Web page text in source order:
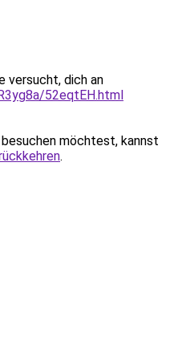
versucht, dich an
52eqtEH.html
möchtest, kannst
.